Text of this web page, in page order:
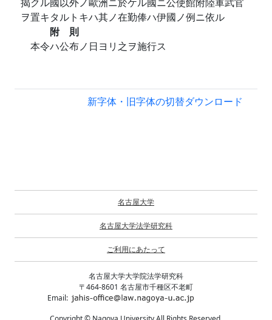
ヲ置キタルトキハ其ノ在勤俸ハ伊國ノ例ニ依ル
附 則
本令ハ公布ノ日ヨリ之ヲ施行ス
新字体・旧字体の切替ダウンロード
名古屋大学
名古屋大学法学研究科
ご利用にあたって
名古屋大学大学院法学研究科
〒464-8601 名古屋市千種区不老町
Email: